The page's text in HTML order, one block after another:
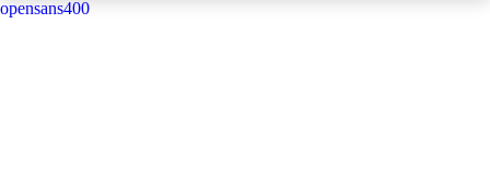
opensans400